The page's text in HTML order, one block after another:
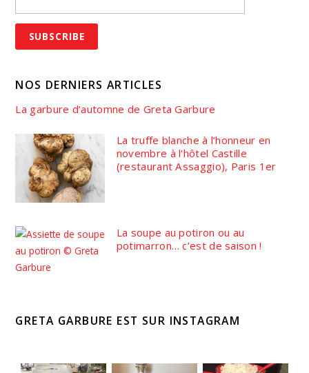
NOS DERNIERS ARTICLES
La garbure d’automne de Greta Garbure
La truffe blanche à l’honneur en
novembre à l’hôtel Castille
(restaurant Assaggio), Paris 1er
La soupe au potiron ou au
potimarron… c’est de saison !
GRETA GARBURE EST SUR INSTAGRAM